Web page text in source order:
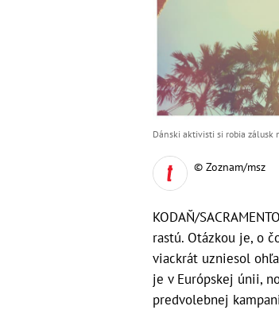
Dánski aktivisti si robia zálusk
© Zoznam/msz
KODAŇ/
rastú. Otázkou je, o
viackrát uzniesol
je v Európskej únii,
predvolebnej